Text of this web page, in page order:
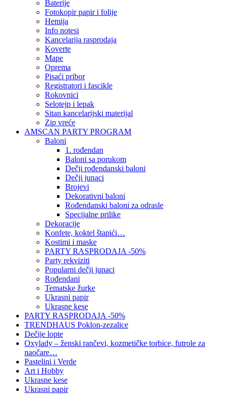
Baterije
Fotokopir papir i folije
Hemija
Info notesi
Kancelarija rasprodaja
Koverte
Mape
Oprema
Pisaći pribor
Registratori i fascikle
Rokovnici
Selotejp i lepak
Sitan kancelarijski materijal
Zip vreće
AMSCAN PARTY PROGRAM
Baloni
1. rođendan
Baloni sa porukom
Dečji rođendanski baloni
Dečji junaci
Brojevi
Dekorativni baloni
Rođendanski baloni za odrasle
Specijalne prilike
Dekoracije
Konfete, koktel štapići…
Kostimi i maske
PARTY RASPRODAJA -50%
Party rekviziti
Popularni dečji junaci
Rođendani
Tematske žurke
Ukrasni papir
Ukrasne kese
PARTY RASPRODAJA -50%
TRENDHAUS Poklon-zezalice
Dečije lopte
Oxylady – ženski rančevi, kozmetičke torbice, futrole za
naočare…
Pastelini i Verde
Art i Hobby
Ukrasne kese
Ukrasni papir